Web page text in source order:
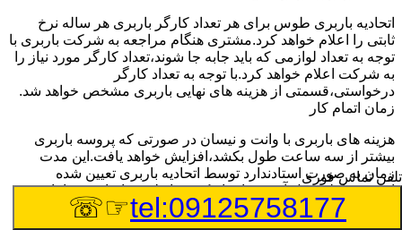
اتحادیه باربری طوس برای هر تعداد کارگر باربری هر ساله نرخ
ثابتی را اعلام خواهد کرد.مشتری هنگام مراجعه به شرکت باربری با
توجه به تعداد لوازمی که باید جابه جا شوند،تعداد کارگر مورد نیاز را
به شرکت اعلام خواهد کرد.با توجه به تعداد کارگر
درخواستی،قسمتی از هزینه های نهایی باربری مشخص خواهد شد.
زمان اتمام کار
هزینه های باربری با وانت و نیسان در صورتی که پروسه باربری
بیشتر از سه ساعت طول بکشد،افزایش خواهد یافت.این مدت
زمان به صورت استادندارد توسط اتحادیه باربری تعیین شده
است.عواملی مثل آب وهوا،ترافیک،شرایط جغرافیایی مبدا یا حجم
زیاد لوازم ممکن است باعث افزایش مدت زمان بارگیری و باربری
شوند که افزایش هزینه های باربری را در پی خواهند داشت.
تلفن تماس فوری
tel:09125758177
☞☏